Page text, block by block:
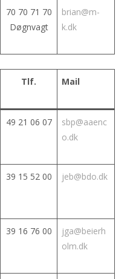
70 70 71 70
Døgnvagt
brian@m-
k.dk
Tlf. Mail
49 21 06 07
sbp@aaenc
o.dk
39 15 52 00 jeb@bdo.dk
39 16 76 00
jga@beierh
olm.dk